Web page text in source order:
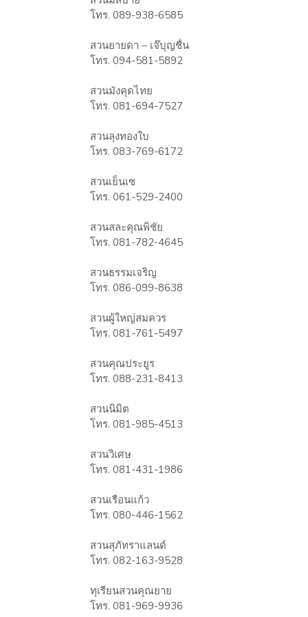
โทร. 089-938-6585
สวนยายดา – เจ๊บุญชื่น
โทร. 094-581-5892
สวนมังคุดไทย
โทร. 081-694-7527
สวนลุงทองใบ
โทร. 083-769-6172
สวนเย็นเซ
โทร. 061-529-2400
สวนสละคุณพิชัย
โทร. 081-782-4645
สวนธรรมเจริญ
โทร. 086-099-8638
สวนผู้ใหญ่สมควร
โทร. 081-761-5497
สวนคุณประยูร
โทร. 088-231-8413
สวนนิมิต
โทร. 081-985-4513
สวนวิเศษ
โทร. 081-431-1986
สวนเรือนแก้ว
โทร. 080-446-1562
สวนสุภัทราแลนด์
โทร. 082-163-9528
ทุเรียนสวนคุณยาย
โทร. 081-969-9936